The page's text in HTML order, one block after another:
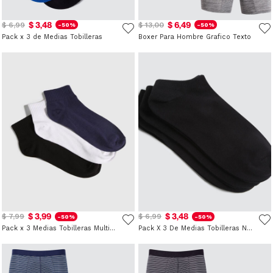
$ 6,99 $ 3,48 -50%
Pack x 3 de Medias Tobilleras
$ 13,00 $ 6,49 -50%
Boxer Para Hombre Grafico Texto
$ 7,99 $ 3,99 -50%
Pack x 3 Medias Tobilleras Multicolor
$ 6,99 $ 3,48 -50%
Pack X 3 De Medias Tobilleras Negras